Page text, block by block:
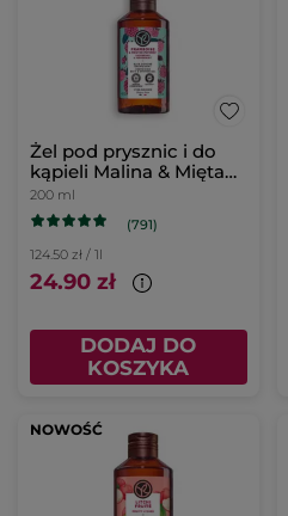
Żel pod prysznic i do
kąpieli Malina & Mięta
200 ml
200 ml
(791)
124.50 zł / 1l
24.90 zł
DODAJ DO
KOSZYKA
NOWOŚĆ